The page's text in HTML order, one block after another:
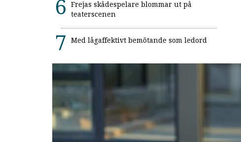
Frejas skådespelare blommar ut på
teaterscenen
Med lågaffektivt bemötande som ledord